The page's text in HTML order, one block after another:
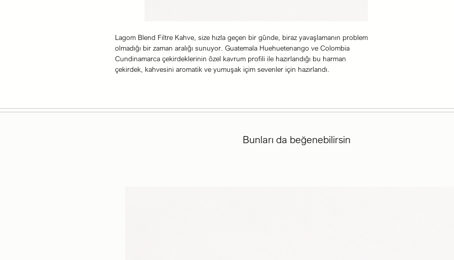
Lagom Blend Filtre Kahve, size hızla geçen bir günde, biraz yavaşlamanın problem
olmadığı bir zaman aralığı sunuyor. Guatemala Huehuetenango ve Colombia
Cundinamarca çekirdeklerinin özel kavrum profili ile hazırlandığı bu harman
çekirdek, kahvesini aromatik ve yumuşak içim sevenler için hazırlandı.
Bunları da beğenebilirsin